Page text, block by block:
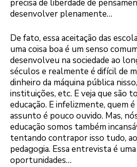
precisa de liberdade de
desenvolver plenamente…
De fato, essa aceitação das
uma coisa boa é um senso
desenvolveu na sociedade ao
séculos e realmente é difícil de
dinheiro da máquina pública
instituições, etc. E veja que são
educação. E infelizmente, quem
assunto é pouco ouvido. Mas,
educação somos também
tentando contrapor isso tudo,
pedagogia. Essa entrevista é
oportunidades…